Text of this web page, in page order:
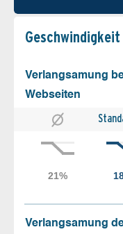
Geschw­indigkeit
Verlangsamung
Webseiten
Verlangsamung